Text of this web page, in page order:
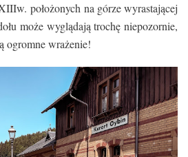
XIIIw.położonych na górze wyrastającej
może wyglądają trochę niepozornie,
ogromne wrażenie!